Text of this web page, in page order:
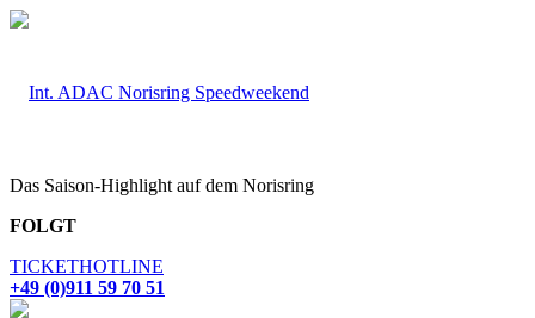
Das Saison-Highlight auf dem Norisring
FOLGT
TICKETHOTLINE
+49 (0)911 59 70 51